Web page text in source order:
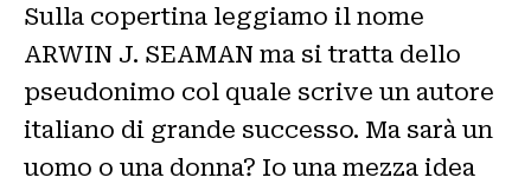
Sulla copertina leggiamo il nome
ARWIN J. SEAMAN ma si tratta dello
pseudonimo col quale scrive un autore
italiano di grande successo. Ma sarà un
uomo o una donna? Io una mezza idea